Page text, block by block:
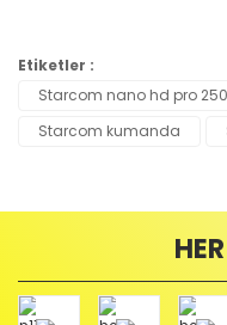
Etiketler :
Starcom nano hd pro
Starcom kumanda